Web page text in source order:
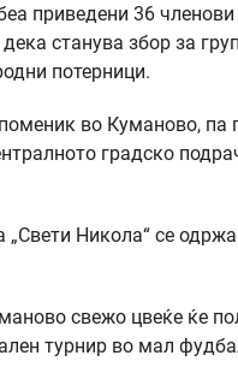
приведени 36
станува збор за
потерници.
во Куманово,
градско
„Свети Никола“ се
свежо цвеќе ќе
турнир во мал